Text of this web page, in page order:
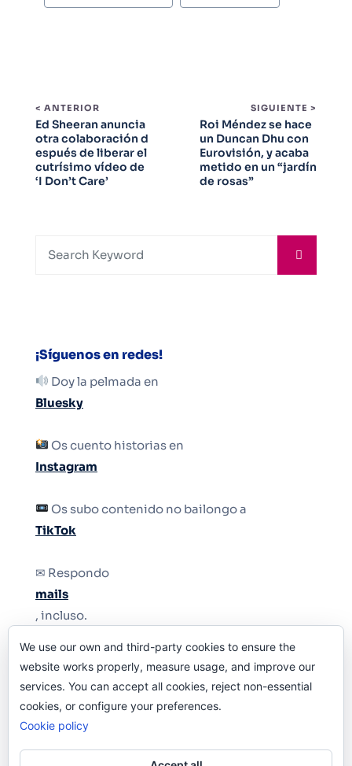
< ANTERIOR
Ed Sheeran anuncia
otra colaboración d
espués de liberar el
cutrísimo vídeo de
‘I Don’t Care’
SIGUIENTE >
Roi Méndez se hace
un Duncan Dhu con
Eurovisión, y acaba
metido en un “jardín
de rosas”
¡Síguenos en redes!
Doy la pelmada en
Bluesky
Os cuento historias en
Instagram
Os subo contenido no bailongo a
TikTok
✉ Respondo
mails
, incluso.
Y si una persona no puede tener teléfono, que
le quiten el teléfono.
We use our own and third-party cookies to ensure the
website works properly, measure usage, and improve our
services. You can accept all cookies, reject non-essential
cookies, or configure your preferences.
Cookie policy